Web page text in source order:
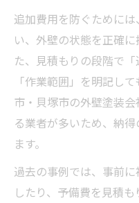
追加費用を防ぐために
い、外壁の状態を正確
た、見積もりの段階で
「作業範囲」を明記し
市・貝塚市の外壁塗装
る業者が多いため、納
ます。
過去の事例では、事前
したり、予備費を見積